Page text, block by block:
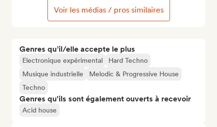
Genres qu’il/elle accepte le plus
Electronique expérimental
Hard Techno
Musique industrielle
Melodic & Progressive House
Techno
Genres qu'ils sont également ouverts à recevoir
Acid house
Voir les médias / pros similaires